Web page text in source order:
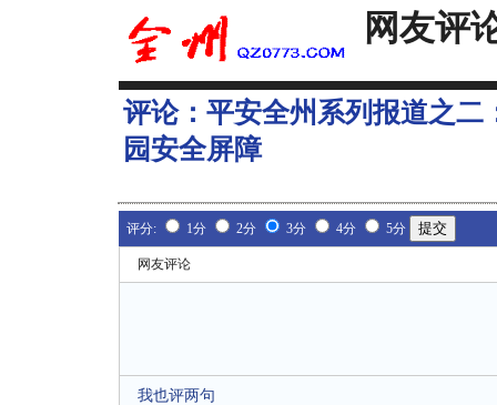
网友评
评论： 平安全州系列报道之二
园安全屏障
评分: 1分 2分 3分 4分 5分
网友评论
我也评两句